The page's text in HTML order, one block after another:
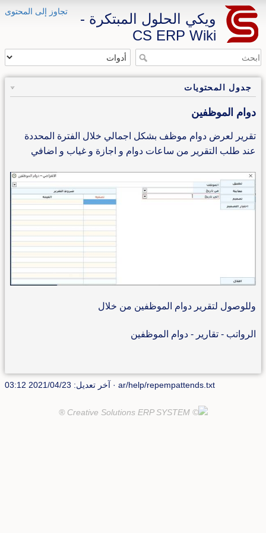
تجاوز إلى المحتوى
ويكي الحلول المبتكرة -
CS ERP Wiki
جدول المحتويات
دوام الموظفين
تقرير لعرض دوام موظف بشكل اجمالي خلال الفترة المحددة
عند طلب التقرير من ساعات دوام و اجازة و غياب و اضافي
وللوصول لتقرير دوام الموظفين من خلال
الرواتب - تقارير - دوام الموظفين
ar/help/repempattends.txt · آخر تعديل: 2021/04/23 03:12